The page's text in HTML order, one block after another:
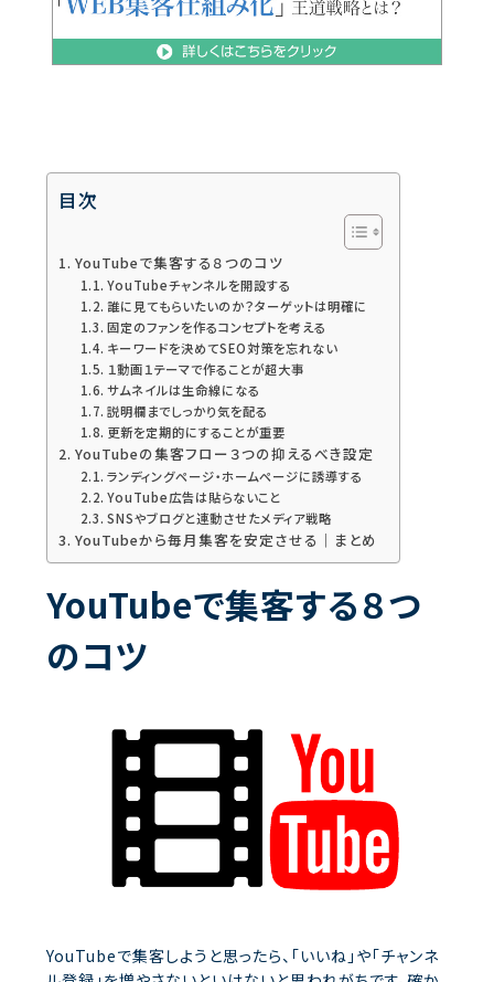
目次
YouTubeで集客する８つのコツ
YouTubeチャンネルを開設する
誰に見てもらいたいのか？ターゲットは明確に
固定のファンを作るコンセプトを考える
キーワードを決めてSEO対策を忘れない
１動画１テーマで作ることが超大事
サムネイルは生命線になる
説明欄までしっかり気を配る
更新を定期的にすることが重要
YouTubeの集客フロー３つの抑えるべき設定
ランディングページ・ホームページに誘導する
YouTube広告は貼らないこと
SNSやブログと連動させたメディア戦略
YouTubeから毎月集客を安定させる｜まとめ
YouTubeで集客する８つ
のコツ
YouTubeで集客しようと思ったら、「いいね」や「チャンネ